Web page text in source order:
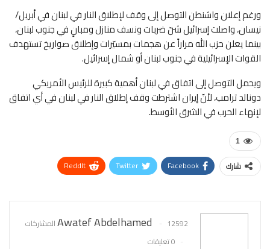
ورغم إعلان واشنطن التوصل إلى وقف لإطلاق النار في لبنان في أبريل/
نيسان، واصلت إسرائيل شنّ ضربات ونسف منازل ومبانٍ في جنوب لبنان،
بينما يعلن حزب الله مراراً عن هجمات بمسيّرات وإطلاق صواريخ تستهدف
القوات الإسرائيلية في جنوب لبنان أو شمال إسرائيل.
ويحمل التوصل إلى اتفاق في لبنان أهمية كبيرة للرئيس الأمريكي
دونالد ترامب، لأنّ إيران اشترطت وقف إطلاق النار في لبنان في أي اتفاق
لإنهاء الحرب في الشرق الأوسط.
1
شارك Facebook
Twitter
ReddIt
Awatef Abdelhamed
12592 المشاركات
0 تعليقات